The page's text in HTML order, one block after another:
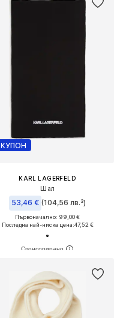
КУПОН
KARL LAGERFELD
Шал
53,46 € (104,56 лв.³)
Първоначално: 99,00 €
Последна най-ниска цена:47,52 €